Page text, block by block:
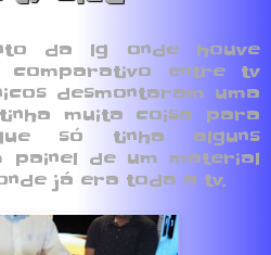
da lg onde houve
comparativo entre tv
desmontaram uma
muita coisa para
só tinha alguns
painel de um material
já era toda a tv.